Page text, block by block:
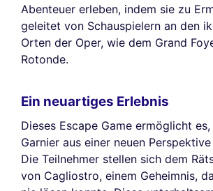
Abenteuer erleben, indem sie zu
geleitet von Schauspielern an den
Orten der Oper, wie dem Grand
Rotonde.
Ein neuartiges Erlebnis
Dieses Escape Game ermöglicht
Garnier aus einer neuen
Die Teilnehmer stellen sich dem
von Cagliostro, einem Geheimnis,